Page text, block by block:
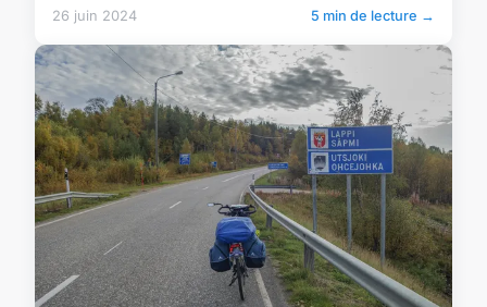
26 juin 2024 5 min de lecture →